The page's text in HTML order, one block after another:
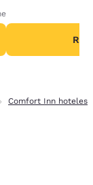
Comfort Inn hoteles